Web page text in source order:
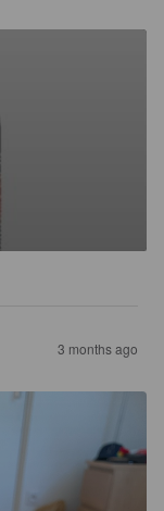
3 months ago